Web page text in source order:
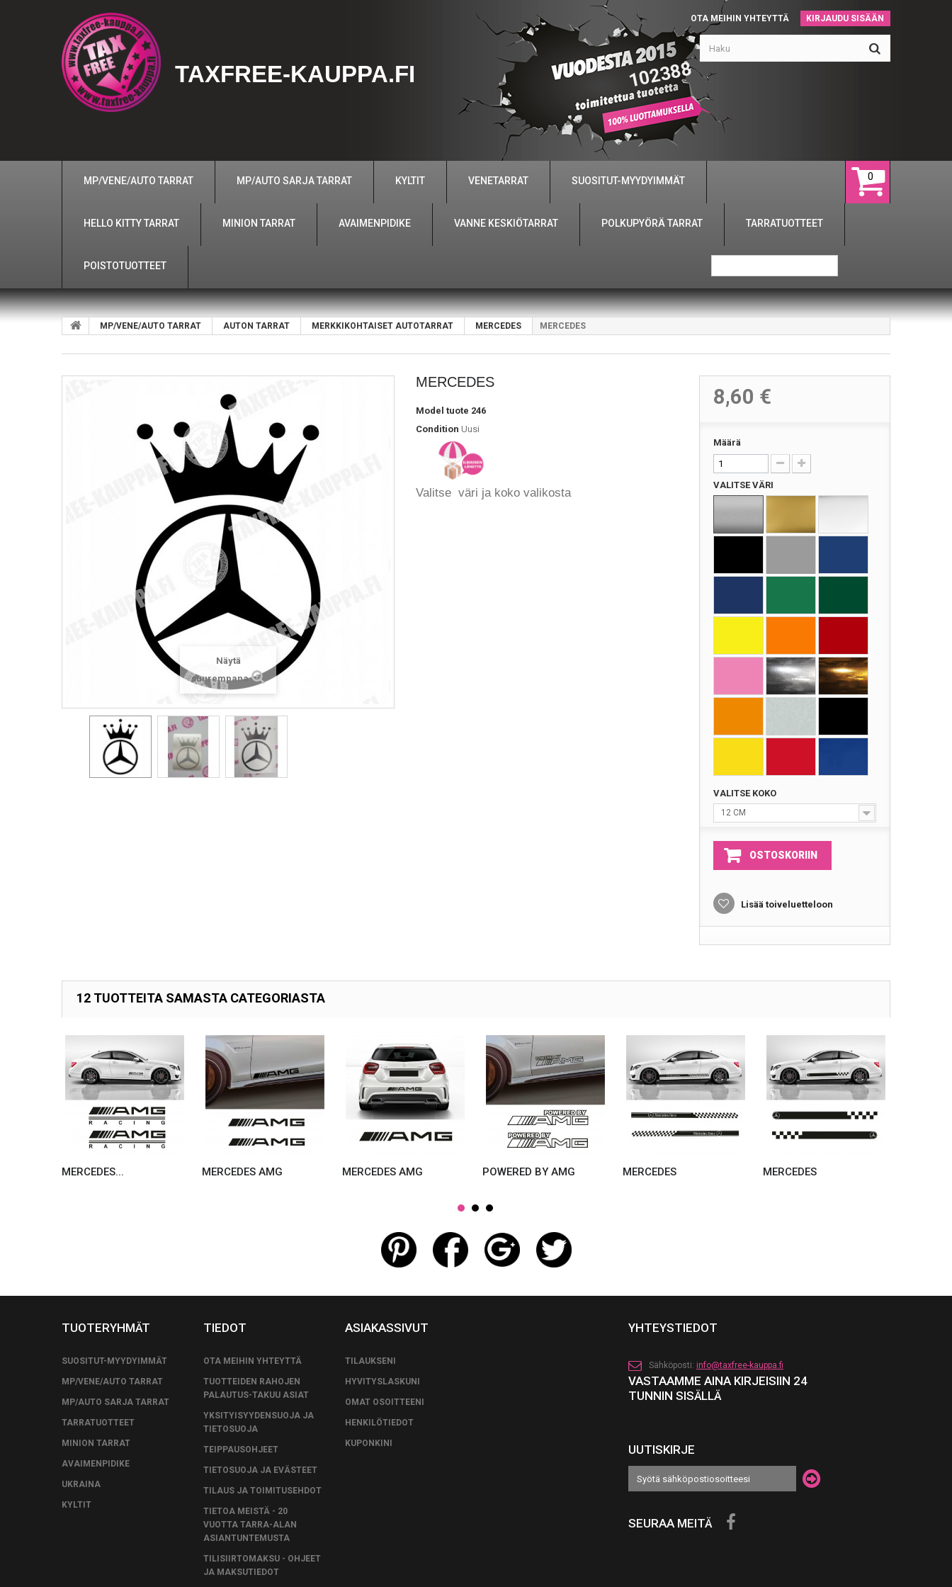
KIRJAUDU SISÄÄN
OTA MEIHIN YHTEYTTÄ
TAXFREE-KAUPPA.FI 102388
0
MP/VENE/AUTO TARRAT MP/AUTO SARJA TARRAT KYLTIT VENETARRAT SUOSITUT-MYYDYIMMÄT
HELLO KITTY TARRAT MINION TARRAT AVAIMENPIDIKE VANNE KESKIÖTARRAT POLKUPYÖRÄ TARRAT TARRATUOTTEET
POISTOTUOTTEET
MP/VENE/AUTO TARRAT AUTON TARRAT MERKKIKOHTAISET AUTOTARRAT MERCEDES MERCEDES
Näytä
suurempana
MERCEDES
Model tuote 246
Condition Uusi
Valitse väri ja koko valikosta
8,60 €
Määrä
VALITSE VÄRI
VALITSE KOKO
12 CM
OSTOSKORIIN
Lisää toiveluetteloon
12 TUOTTEITA SAMASTA CATEGORIASTA
MERCEDES... MERCEDES AMG MERCEDES AMG POWERED BY AMG MERCEDES MERCEDES
TUOTERYHMÄT
SUOSITUT-MYYDYIMMÄT
MP/VENE/AUTO TARRAT
MP/AUTO SARJA TARRAT
TARRATUOTTEET
MINION TARRAT
AVAIMENPIDIKE
UKRAINA
KYLTIT
TIEDOT
OTA MEIHIN YHTEYTTÄ
TUOTTEIDEN RAHOJEN
PALAUTUS-TAKUU ASIAT
YKSITYISYYDENSUOJA JA
TIETOSUOJA
TEIPPAUSOHJEET
TIETOSUOJA JA EVÄSTEET
TILAUS JA TOIMITUSEHDOT
TIETOA MEISTÄ - 20
VUOTTA TARRA-ALAN
ASIANTUNTEMUSTA
TILISIIRTOMAKSU - OHJEET
JA MAKSUTIEDOT
ASIAKASSIVUT
TILAUKSENI
HYVITYSLASKUNI
OMAT OSOITTEENI
HENKILÖTIEDOT
KUPONKINI
YHTEYSTIEDOT
Sähköposti: info@taxfree-kauppa.fi
VASTAAMME AINA KIRJEISIIN 24
TUNNIN SISÄLLÄ
UUTISKIRJE
SEURAA MEITÄ